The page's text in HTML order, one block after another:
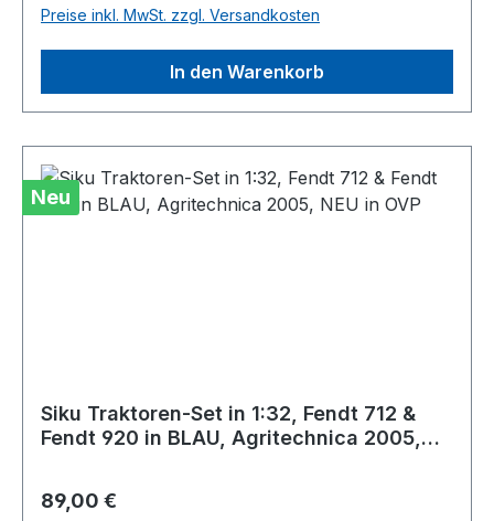
Preise inkl. MwSt. zzgl. Versandkosten
In den Warenkorb
Neu
Siku Traktoren-Set in 1:32, Fendt 712 &
Fendt 920 in BLAU, Agritechnica 2005,
Regulärer Preis:
89,00 €